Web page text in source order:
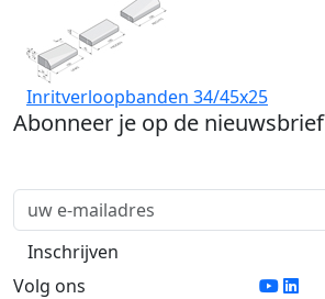
Inritverloopbanden 34/45x25
Abonneer je op de nieuwsbrief
Volg ons